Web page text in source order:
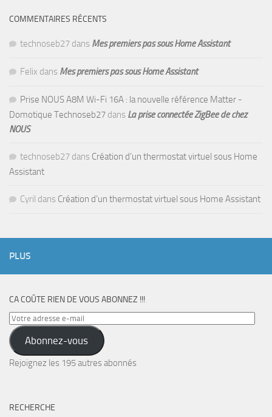
COMMENTAIRES RÉCENTS
technoseb27 dans Mes premiers pas sous Home Assistant
Felix dans Mes premiers pas sous Home Assistant
Prise NOUS A8M Wi-Fi 16A : la nouvelle référence Matter -
Domotique Technoseb27 dans La prise connectée ZigBee de chez
NOUS
technoseb27 dans Création d’un thermostat virtuel sous Home
Assistant
Cyril dans Création d’un thermostat virtuel sous Home Assistant
PLUS
CA COÛTE RIEN DE VOUS ABONNEZ !!!
Votre
adresse
e-
mail
Abonnez-vous
Rejoignez les 195 autres abonnés
RECHERCHE